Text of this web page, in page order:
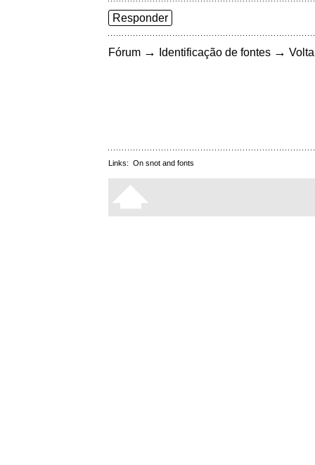
Responder
Fórum → Identificação de fontes →
Links: On snot and fonts